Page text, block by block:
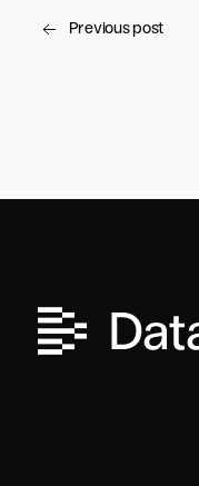
Previous post